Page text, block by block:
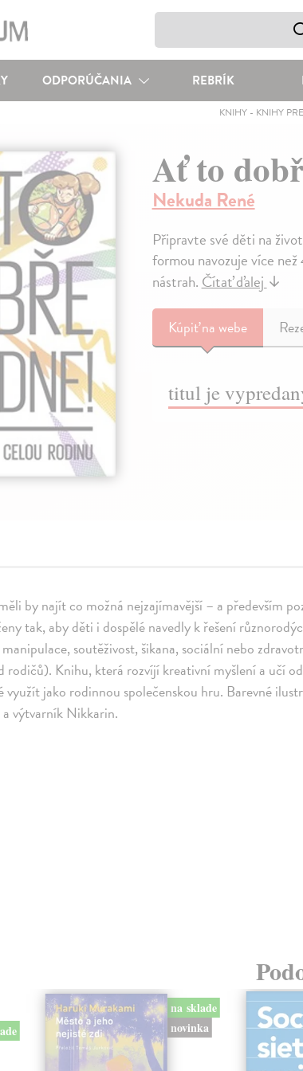
ODPORÚČANIA REBRÍK
KNIHY- KNIHY
Ať to
Nekuda René
Připravte své děti na
formou navozuje více
nástrah.Čítať ďalej↓
Kúpiťna webe
titul je
by najít co možná nejzajímavější – a především
tak, aby děti i dospělé navedly k řešení
soutěživost, šikana, sociální nebo
rodičů). Knihu, která rozvíjí kreativní myšlení a učí
využít jako rodinnou společenskou hru. Barevné
výtvarník Nikkarin.
na sklade
novinka